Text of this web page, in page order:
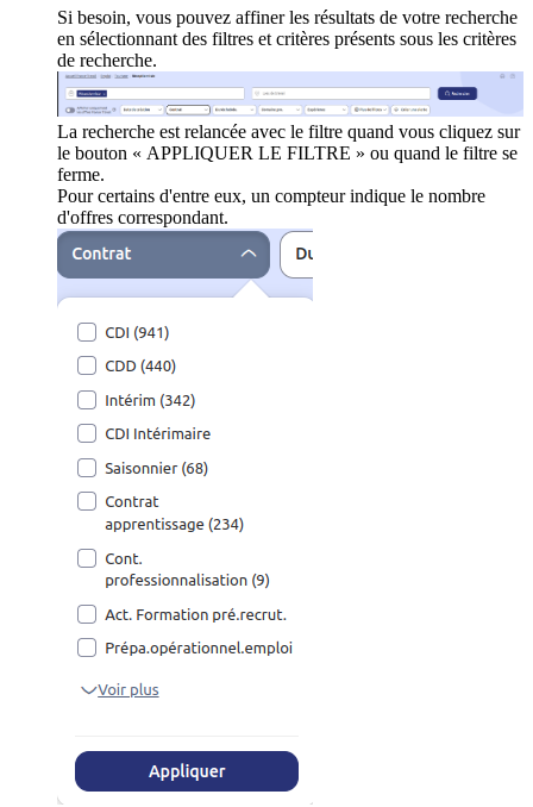
Si besoin, vous pouvez affiner les résultats de votre recherche
en sélectionnant des filtres et critères présents sous les critères
de recherche.
La recherche est relancée avec le filtre quand vous cliquez sur
le bouton « APPLIQUER LE FILTRE » ou quand le filtre se
ferme.
Pour certains d'entre eux, un compteur indique le nombre
d'offres correspondant.